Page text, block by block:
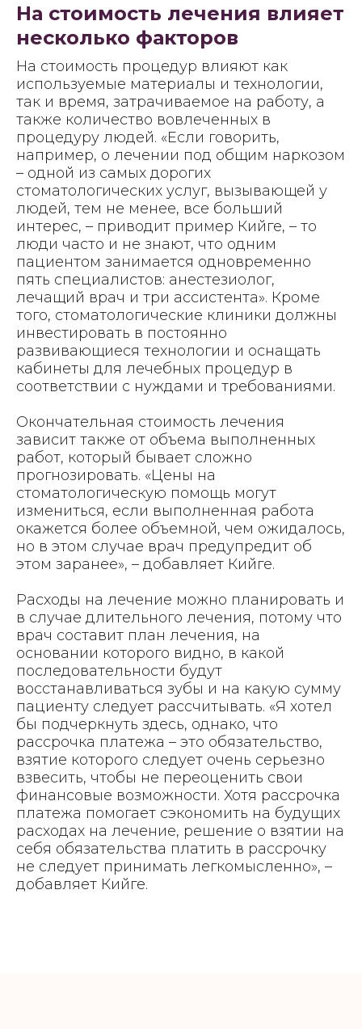
На стоимость лечения влияет
несколько факторов
На стоимость процедур влияют как
используемые материалы и технологии,
так и время, затрачиваемое на работу, а
также количество вовлеченных в
процедуру людей. «Если говорить,
например, о лечении под общим наркозом
– одной из самых дорогих
стоматологических услуг, вызывающей у
людей, тем не менее, все больший
интерес, – приводит пример Кийге, – то
люди часто и не знают, что одним
пациентом занимается одновременно
пять специалистов: анестезиолог,
лечащий врач и три ассистента». Кроме
того, стоматологические клиники должны
инвестировать в постоянно
развивающиеся технологии и оснащать
кабинеты для лечебных процедур в
соответствии с нуждами и требованиями.
Окончательная стоимость лечения
зависит также от объема выполненных
работ, который бывает сложно
прогнозировать. «Цены на
стоматологическую помощь могут
измениться, если выполненная работа
окажется более объемной, чем ожидалось,
но в этом случае врач предупредит об
этом заранее», – добавляет Кийге.
Расходы на лечение можно планировать и
в случае длительного лечения, потому что
врач составит план лечения, на
основании которого видно, в какой
последовательности будут
восстанавливаться зубы и на какую сумму
пациенту следует рассчитывать. «Я хотел
бы подчеркнуть здесь, однако, что
рассрочка платежа – это обязательство,
взятие которого следует очень серьезно
взвесить, чтобы не переоценить свои
финансовые возможности. Хотя рассрочка
платежа помогает сэкономить на будущих
расходах на лечение, решение о взятии на
себя обязательства платить в рассрочку
не следует принимать легкомысленно», –
добавляет Кийге.